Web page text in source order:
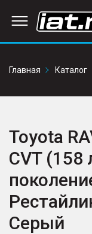
Главная
Каталог
Toyota
CVT (158
Серый